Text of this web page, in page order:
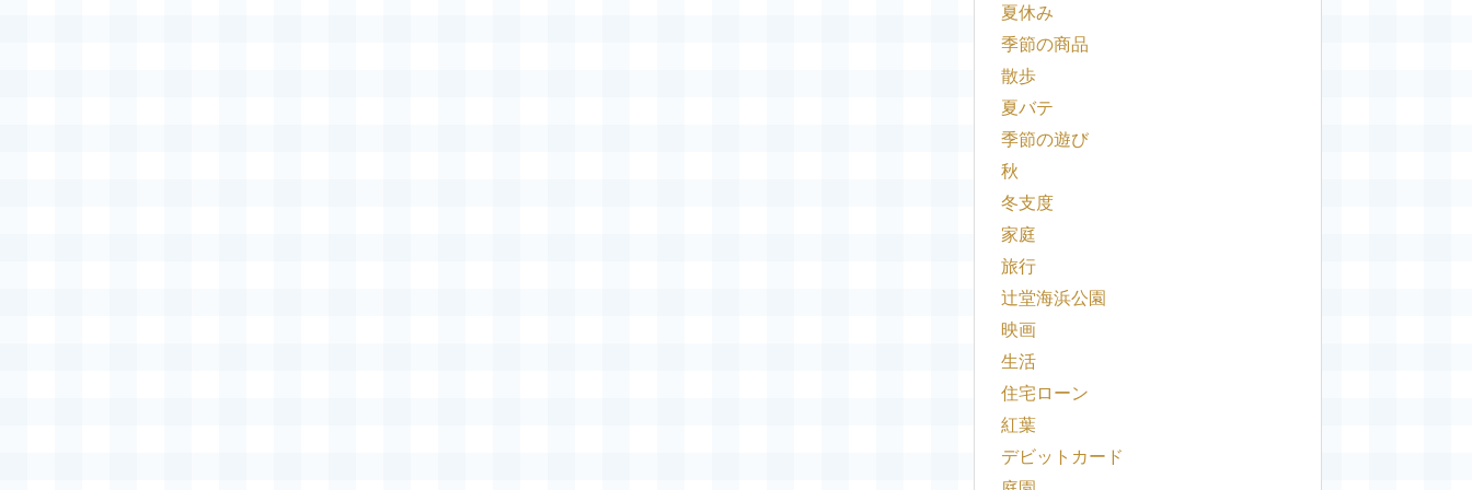
夏休み
季節の商品
散歩
夏バテ
季節の遊び
秋
冬支度
家庭
旅行
辻堂海浜公園
映画
生活
住宅ローン
紅葉
デビットカード